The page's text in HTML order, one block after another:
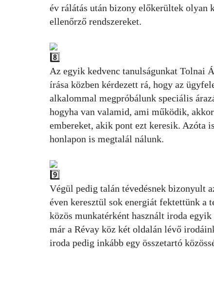
év rálátás után bizony előkerültek
ellenőrző rendszereket.
Az egyik kedvenc tanulságunkat Tolnai
írása közben kérdezett rá, hogy az
alkalommal megpróbálunk speciális
hogyha van valamid, ami működik,
embereket, akik pont ezt keresik. Azóta
honlapon is megtalál nálunk.
Végül pedig talán tévedésnek bizonyult
éven keresztül sok energiát fektettünk a
közös munkatérként használt iroda
már a Révay köz két oldalán lévő
iroda pedig inkább egy összetartó